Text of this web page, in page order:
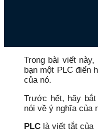
Trong bài viết
bạn một PLC điển
của nó.
Trước hết, hãy
nói về ý nghĩa của
PLC là viết tắt của